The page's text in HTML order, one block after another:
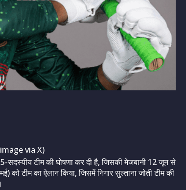
via X)
सदस्यीय टीम की घोषणा कर दी है, जिसकी मेजबानी 12 जून से
टीम का ऐलान किया, जिसमें निगार सुल्ताना जोती टीम की